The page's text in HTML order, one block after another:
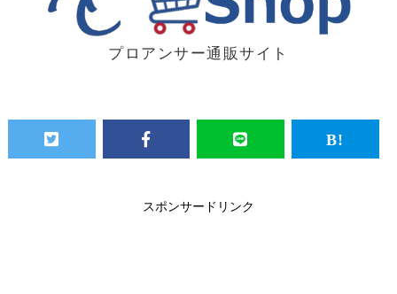
プロアンサー通販サイト
スポンサードリンク